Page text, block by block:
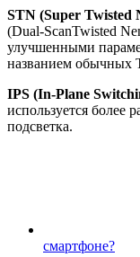
STN (Super Twisted
(Dual-ScanTwisted
улучшенными
названием обычных
IPS (In-Plane
используется более
подсветка.
смартфоне?